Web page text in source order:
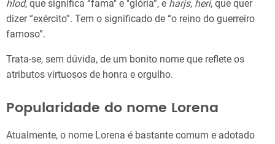
hlod, que significa “fama" e "glória”, e harjs, heri, que quer
dizer “exército”. Tem o significado de “o reino do guerreiro
famoso”.
Trata-se, sem dúvida, de um bonito nome que reflete os
atributos virtuosos de honra e orgulho.
Popularidade do nome Lorena
Atualmente, o nome Lorena é bastante comum e adotado